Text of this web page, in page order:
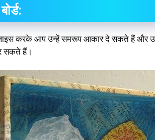
स्लाइस करके आप उन्हें समरूप आकार दे सकते हैं और
सकते हैं।